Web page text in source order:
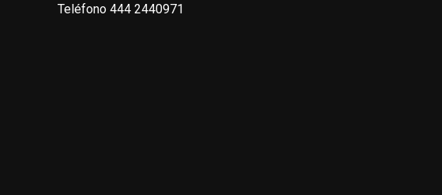
Teléfono 444 2440971